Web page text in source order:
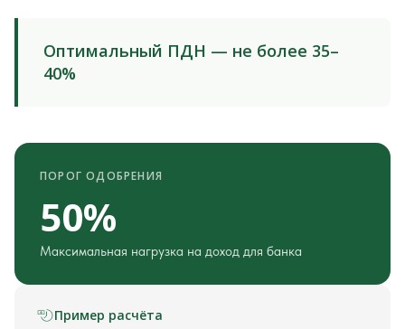
Оптимальный ПДН — не более 35–
40%
ПОРОГ ОДОБРЕНИЯ
50%
Максимальная нагрузка на доход для банка
Пример расчёта